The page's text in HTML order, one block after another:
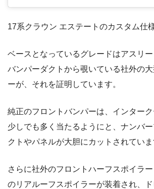
17系クラウン エステートのカスタム仕
ベースとなっているグレードはアスリ
バンパーダクトから覗いている社外の
ーが、それを証明しています。
純正のフロントバンパーは、インター
少しでも多く当たるようにと、ナンバ
クトやパネルが大胆にカットされていま
さらに社外のフロントハーフスポイラ
のリアルーフスポイラーが装着され、